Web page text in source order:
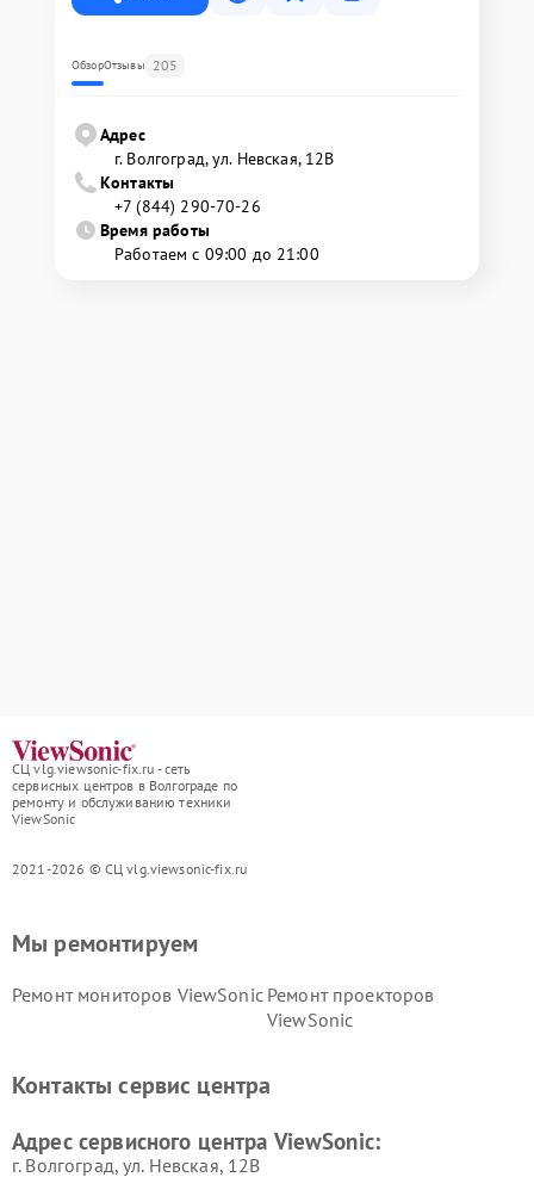
ОбзорОтзывы 205
Адрес
г. Волгоград, ул. Невская, 12В
Контакты
+7 (844) 290-70-26
Время работы
Работаем с 09:00 до 21:00
СЦ vlg.viewsonic-fix.ru - сеть
сервисных центров в Волгограде по
ремонту и обслуживанию техники
ViewSonic
2021-2026 © СЦ vlg.viewsonic-fix.ru
Мы ремонтируем
Ремонт мониторов ViewSonic Ремонт проекторов
ViewSonic
Контакты сервис центра
Адрес сервисного центра ViewSonic:
г. Волгоград, ул. Невская, 12В